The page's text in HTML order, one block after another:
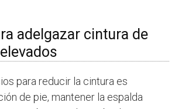
adelgazar cintura de
para reducir la cintura es
de pie, mantener la espalda